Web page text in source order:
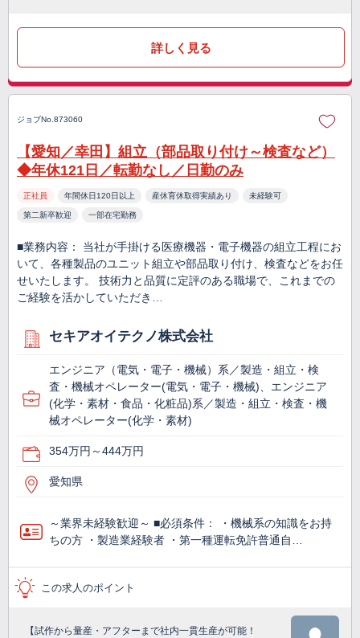
詳しく見る
ジョブNo.873060
【愛知／幸田】組立（部品取り付け～検査など）
◆年休121日／転勤なし／日勤のみ
正社員 年間休日120日以上 産休育休取得実績あり 未経験可
第二新卒歓迎 一部在宅勤務
■業務内容： 当社が手掛ける医療機器・電子機器の組立工程にお
いて、各種製品のユニット組立や部品取り付け、検査などをお任
せいたします。 技術力と品質に定評のある職場で、これまでの
ご経験を活かしていただき…
セキアオイテクノ株式会社
エンジニア（電気・電子・機械）系／製造・組立・検
査・機械オペレーター(電気・電子・機械)、エンジニア
(化学・素材・食品・化粧品)系／製造・組立・検査・機
械オペレーター(化学・素材)
354万円～444万円
愛知県
～業界未経験歓迎～ ■必須条件： ・機械系の知識をお持
ちの方 ・製造業経験者 ・第一種運転免許普通自…
この求人のポイント
【試作から量産・アフターまで社内一貫生産が可能！